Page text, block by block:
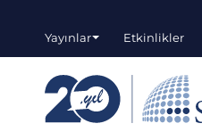
Yayınlar Etkinlikler